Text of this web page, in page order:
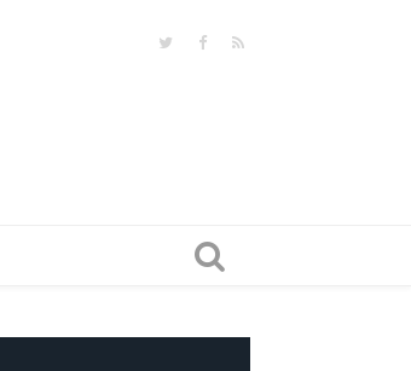
TwitterFacebook
RSS